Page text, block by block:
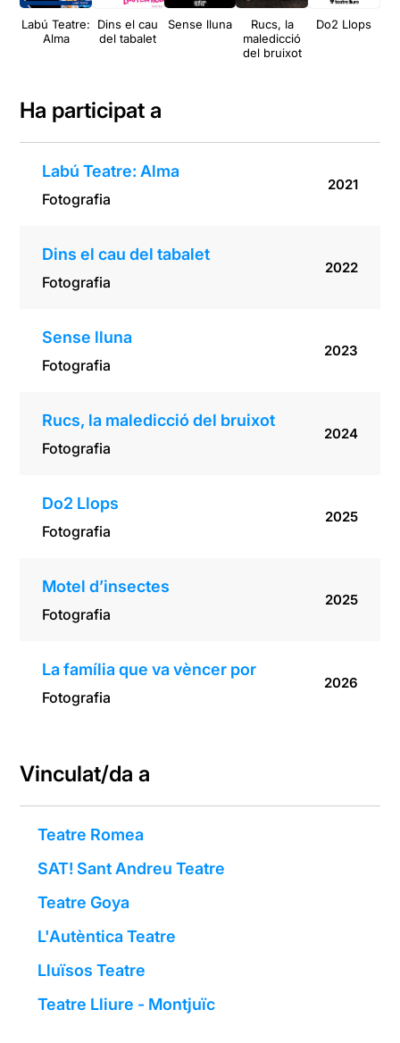
Labú Teatre:
Alma
Dins el cau
del tabalet
Sense lluna
Rucs, la
maledicció
del bruixot
Do2 Llops
Ha participat a
Labú Teatre: Alma
Fotografia
2021
Dins el cau del tabalet
Fotografia
2022
Sense lluna
Fotografia
2023
Rucs, la maledicció del bruixot
Fotografia
2024
Do2 Llops
Fotografia
2025
Motel d’insectes
Fotografia
2025
La família que va vèncer por
Fotografia
2026
Vinculat/da a
Teatre Romea
SAT! Sant Andreu Teatre
Teatre Goya
L'Autèntica Teatre
Lluïsos Teatre
Teatre Lliure - Montjuïc